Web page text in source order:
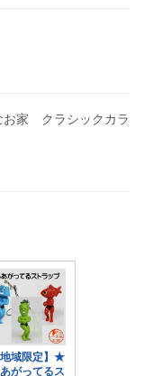
家 クラシックカラ